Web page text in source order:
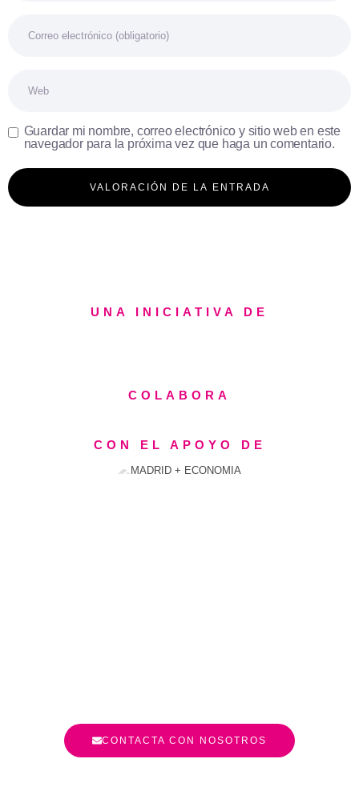
Guardar mi nombre, correo electrónico y sitio web en este
navegador para la próxima vez que haga un comentario.
UNA INICIATIVA DE
COLABORA
CON EL APOYO DE
CONTACTA CON NOSOTROS